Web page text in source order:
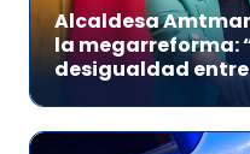
Alcaldesa
la megarreforma:
desigualdad